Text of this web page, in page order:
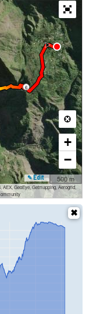
6
+
−
500 m
✎ Edit
GeoEye, Getmapping, Aerogrid,